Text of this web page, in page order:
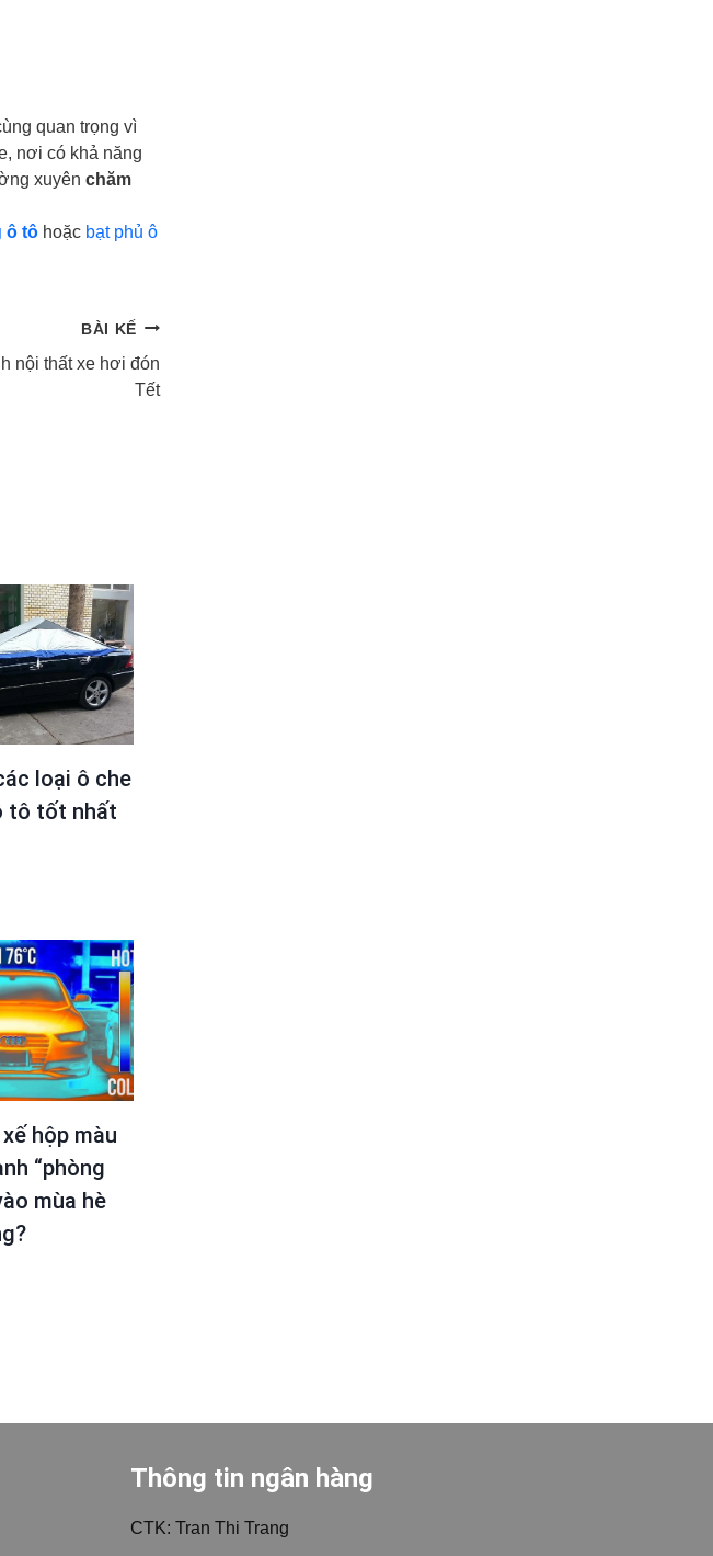
quan trọng vì
nơi có khả năng
xuyên chăm
ô tô hoặc bạt phủ ô
BÀI KẾ
nội thất xe hơi đón
Tết
loại ô che
tô tốt nhất
hộp màu
“phòng
mùa hè
Thông tin ngân hàng
CTK: Tran Thi Trang